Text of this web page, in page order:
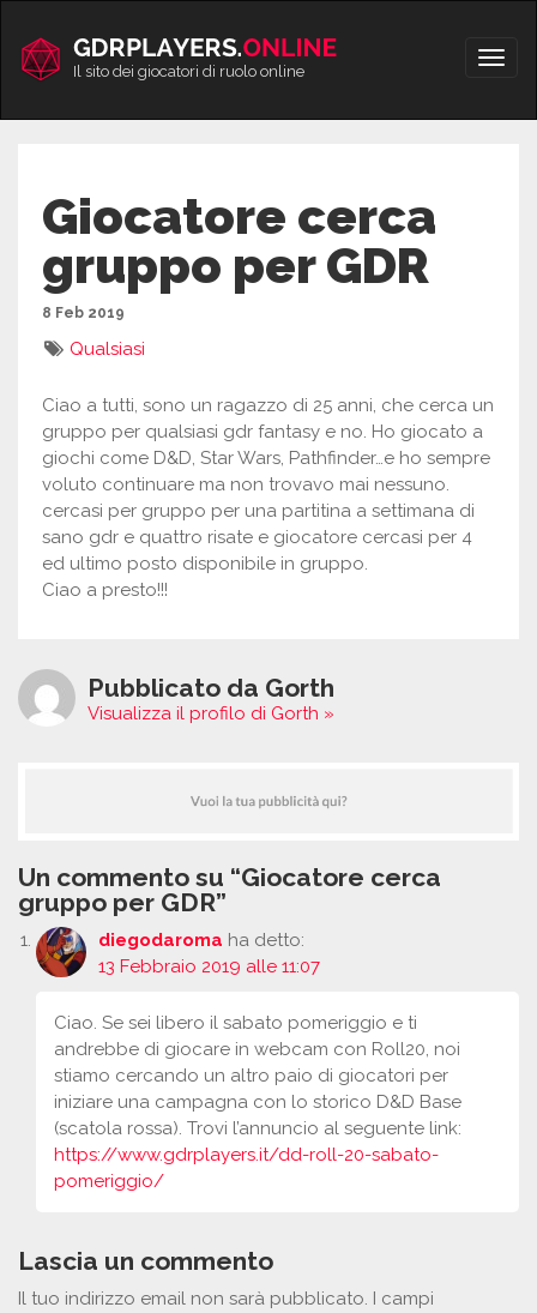
contenuto
Apri/
Il sito dei giocatori di ruolo online
Giocatore cerca
gruppo per GDR
8 Feb 2019
Qualsiasi
Ciao a tutti, sono un ragazzo di 25 anni, che cerca un
gruppo per qualsiasi gdr fantasy e no. Ho giocato a
giochi come D&D, Star Wars, Pathfinder…e ho sempre
voluto continuare ma non trovavo mai nessuno.
cercasi per gruppo per una partitina a settimana di
sano gdr e quattro risate e giocatore cercasi per 4
ed ultimo posto disponibile in gruppo.
Ciao a presto!!!
Pubblicato da Gorth
Visualizza il profilo di Gorth »
Un commento su “Giocatore cerca
gruppo per GDR”
diegodaroma ha detto:
13 Febbraio 2019 alle 11:07
Ciao. Se sei libero il sabato pomeriggio e ti
andrebbe di giocare in webcam con Roll20, noi
stiamo cercando un altro paio di giocatori per
iniziare una campagna con lo storico D&D Base
(scatola rossa). Trovi l’annuncio al seguente link:
https://www.gdrplayers.it/dd-roll-20-sabato-
pomeriggio/
Lascia un commento
Il tuo indirizzo email non sarà pubblicato. I campi